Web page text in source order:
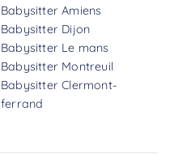
Babysitter Amiens
Babysitter Dijon
Babysitter Le mans
Babysitter Montreuil
Babysitter Clermont-
ferrand